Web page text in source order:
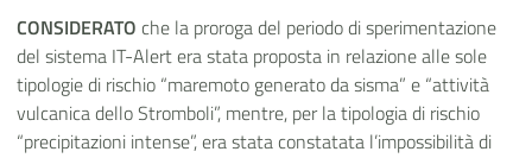
CONSIDERATO che la proroga del periodo di sperimentazione
del sistema IT-Alert era stata proposta in relazione alle sole
tipologie di rischio “maremoto generato da sisma” e “attività
vulcanica dello Stromboli”, mentre, per la tipologia di rischio
“precipitazioni intense”, era stata constatata l’impossibilità di